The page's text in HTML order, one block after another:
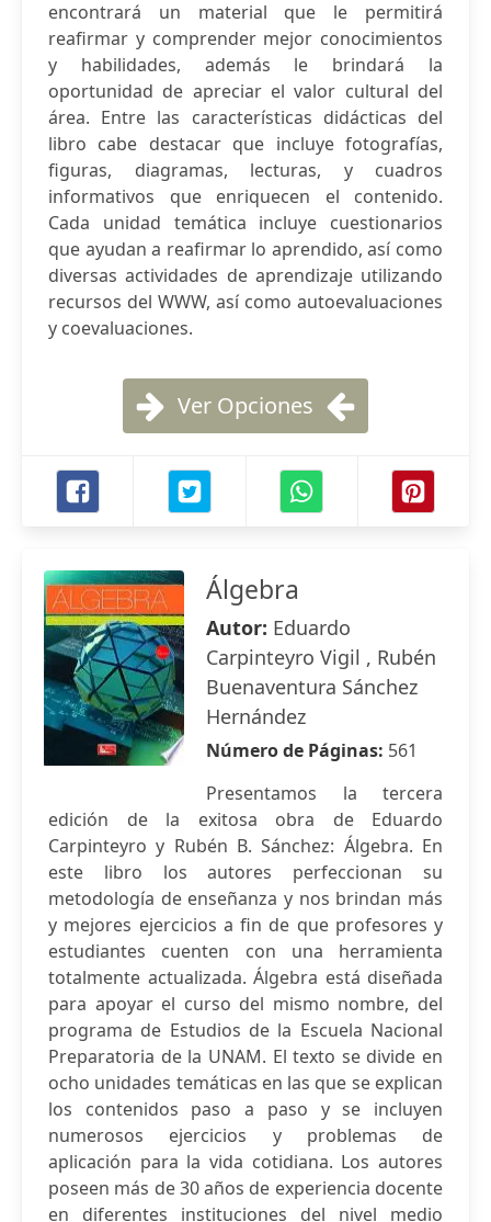
encontrará un material que le permitirá
reafirmar y comprender mejor conocimientos
y habilidades, además le brindará la
oportunidad de apreciar el valor cultural del
área. Entre las características didácticas del
libro cabe destacar que incluye fotografías,
figuras, diagramas, lecturas, y cuadros
informativos que enriquecen el contenido.
Cada unidad temática incluye cuestionarios
que ayudan a reafirmar lo aprendido, así como
diversas actividades de aprendizaje utilizando
recursos del WWW, así como autoevaluaciones
y coevaluaciones.
Ver Opciones
Álgebra
Autor: Eduardo
Carpinteyro Vigil , Rubén
Buenaventura Sánchez
Hernández
Número de Páginas: 561
Presentamos la tercera
edición de la exitosa obra de Eduardo
Carpinteyro y Rubén B. Sánchez: Álgebra. En
este libro los autores perfeccionan su
metodología de enseñanza y nos brindan más
y mejores ejercicios a fin de que profesores y
estudiantes cuenten con una herramienta
totalmente actualizada. Álgebra está diseñada
para apoyar el curso del mismo nombre, del
programa de Estudios de la Escuela Nacional
Preparatoria de la UNAM. El texto se divide en
ocho unidades temáticas en las que se explican
los contenidos paso a paso y se incluyen
numerosos ejercicios y problemas de
aplicación para la vida cotidiana. Los autores
poseen más de 30 años de experiencia docente
en diferentes instituciones del nivel medio